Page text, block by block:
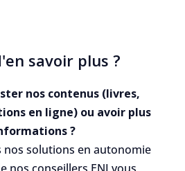
savoir plus ?
nos contenus (livres,
en ligne) ou avoir plus
?
nos solutions en autonomie